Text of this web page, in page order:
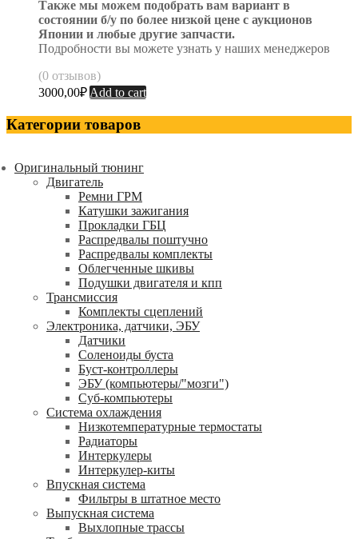
Также мы можем подобрать вам вариант в
состоянии б/у по более низкой цене с аукционов
Японии и любые другие запчасти.
Подробности вы можете узнать у наших менеджеров
(0 отзывов)
3000,00₽ Add to cart
Категории товаров
Оригинальный тюнинг
Двигатель
Ремни ГРМ
Катушки зажигания
Прокладки ГБЦ
Распредвалы поштучно
Распредвалы комплекты
Облегченные шкивы
Подушки двигателя и кпп
Трансмиссия
Комплекты сцеплений
Электроника, датчики, ЭБУ
Датчики
Соленоиды буста
Буст-контроллеры
ЭБУ (компьютеры/"мозги")
Суб-компьютеры
Система охлаждения
Низкотемпературные термостаты
Радиаторы
Интеркулеры
Интеркулер-киты
Впускная система
Фильтры в штатное место
Выпускная система
Выхлопные трассы